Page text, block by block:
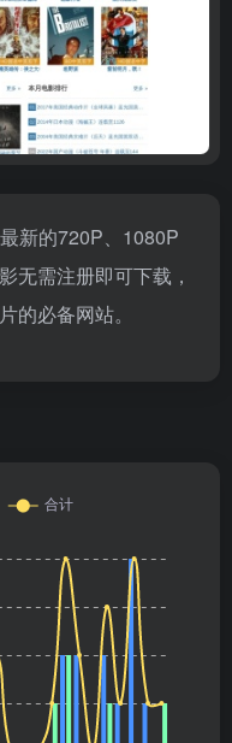
新的720P、1080P
无需注册即可下载，
的必备网站。